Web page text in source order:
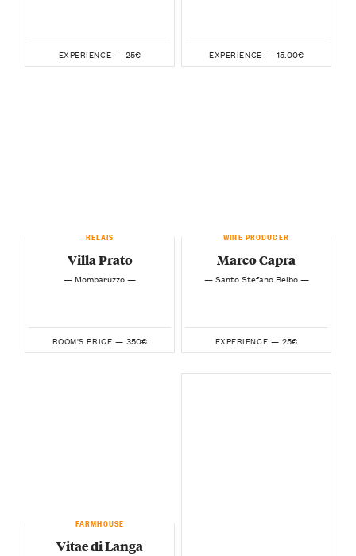
EXPERIENCE — 25€ EXPERIENCE — 15.00€
RELAIS
Villa Prato
— Mombaruzzo —
ROOM'S PRICE — 350€
WINE PRODUCER
Marco Capra
— Santo Stefano Belbo —
EXPERIENCE — 25€
FARMHOUSE
Vitae di Langa